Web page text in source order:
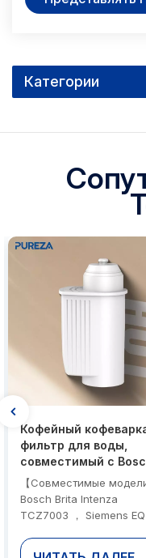
Категории
Кофейный
фильтр для воды,
совместимый с
Brita Intenza
для профилактики
масштаба
【Совместимые
Bosch Brita Intenza
TCZ7003 ， Siemens EQ
【Сертификация】: NSF